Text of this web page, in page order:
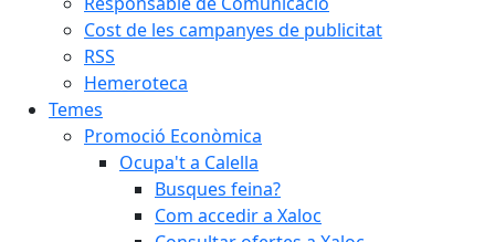
Cost de les campanyes de publicitat
RSS
Hemeroteca
Temes
Promoció Econòmica
Ocupa't a Calella
Busques feina?
Com accedir a Xaloc